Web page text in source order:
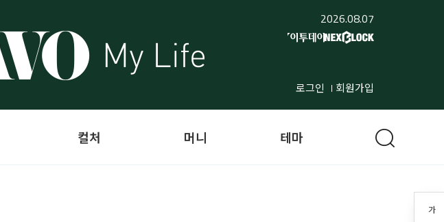
2026.08.07
로그인 회원가입
가
컬처 머니 테마